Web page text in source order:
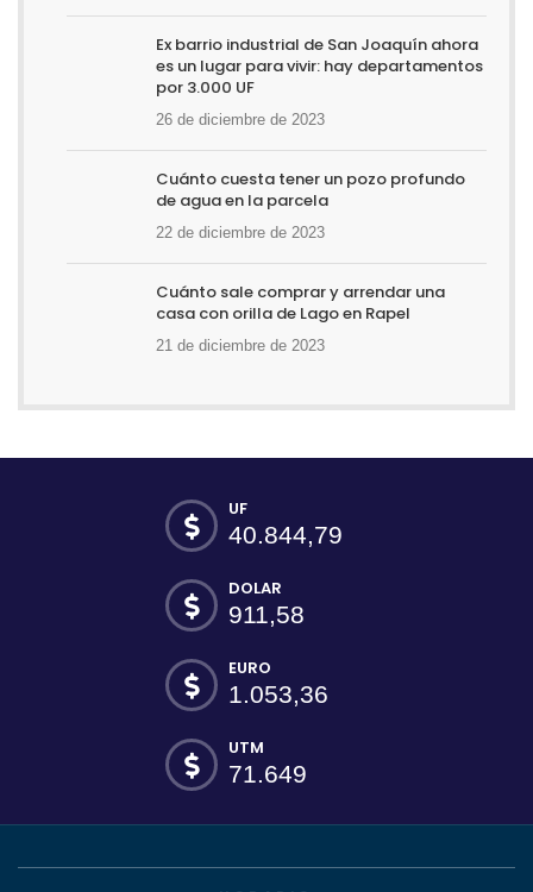
Ex barrio industrial de San Joaquín ahora
es un lugar para vivir: hay departamentos
por 3.000 UF
26 de diciembre de 2023
Cuánto cuesta tener un pozo profundo
de agua en la parcela
22 de diciembre de 2023
Cuánto sale comprar y arrendar una
casa con orilla de Lago en Rapel
21 de diciembre de 2023
UF
40.844,79
DOLAR
911,58
EURO
1.053,36
UTM
71.649